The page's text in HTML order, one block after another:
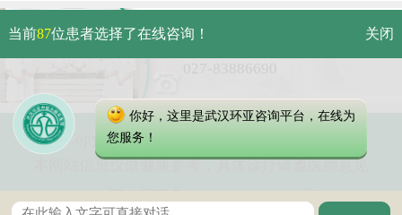
武汉市硚口区解放大道479号
Copyright 2023 武汉环亚中医白癜风医院
本网站信息仅做健康参考，具体诊疗请遵医师意见
当前87位患者选择了在线咨询！ 关闭
你好，这里是武汉环亚咨询平台，在线为
您服务！